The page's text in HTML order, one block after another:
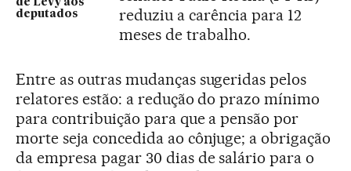
deputados
reduziu a carência para 12
meses de trabalho.
Entre as outras mudanças sugeridas pelos
relatores estão: a redução do prazo mínimo
para contribuição para que a pensão por
morte seja concedida ao cônjuge; a obrigação
da empresa pagar 30 dias de salário para o